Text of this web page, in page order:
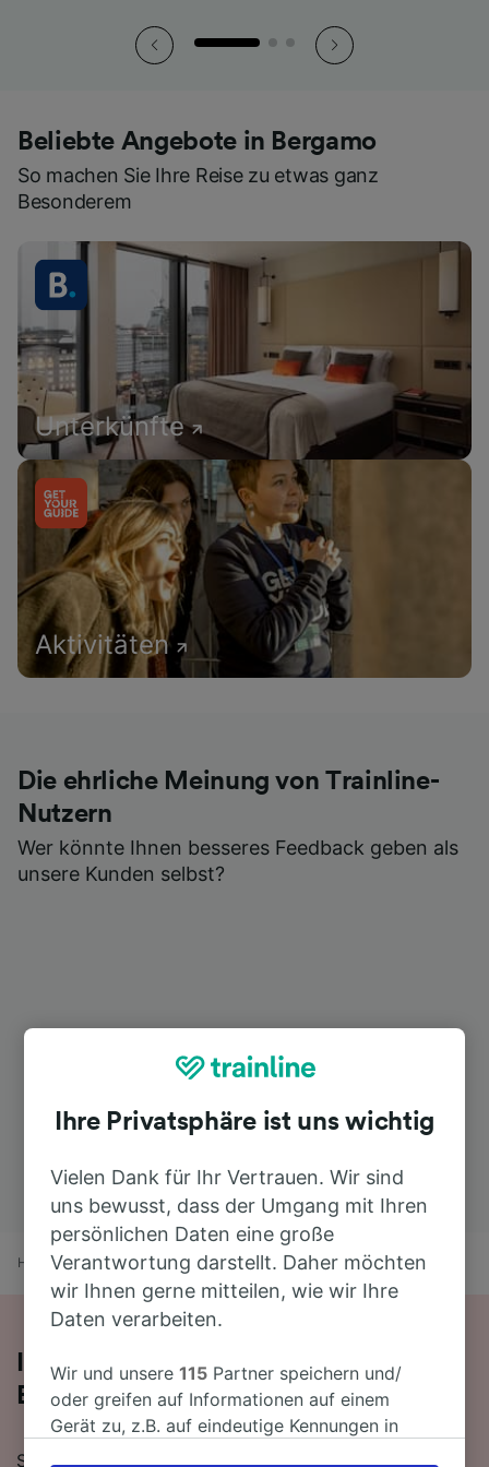
Beliebte Angebote in Bergamo
So machen Sie Ihre Reise zu etwas ganz
Besonderem
Unterkünfte
Aktivitäten
Die ehrliche Meinung von Trainline-
Nutzern
Wer könnte Ihnen besseres Feedback geben als
unsere Kunden selbst?
Home Bahnfahrplan Genova Nervi nach Bergamo
Ihre Zugfahrt von Genova Nervi nach
Bergamo
Sie planen eine Zugfahrt von Genova Nervi nach
Ihre Privatsphäre ist uns wichtig
Vielen Dank für Ihr Vertrauen. Wir sind
uns bewusst, dass der Umgang mit Ihren
persönlichen Daten eine große
Verantwortung darstellt. Daher möchten
wir Ihnen gerne mitteilen, wie wir Ihre
Daten verarbeiten.
Wir und unsere115 Partner speichern und/
oder greifen auf Informationen auf einem
Gerät zu, z.B. auf eindeutige Kennungen in